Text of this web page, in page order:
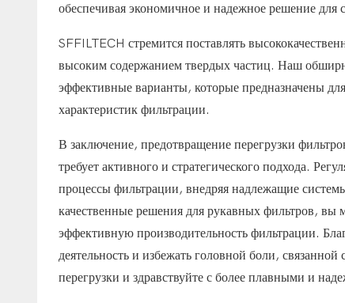
обеспечивая экономичное и надежное решение
SFFILTECH стремится поставлять
высоким содержанием твердых частиц. Наш
эффективные варианты, которые предназначены
характеристик фильтрации.
В заключение, предотвращение перегрузки
требует активного и стратегического подхода.
процессы фильтрации, внедряя надлежащие
качественные решения для рукавных фильтров, вы
эффективную производительность фильтрации.
деятельность и избежать головной боли,
перегрузки и здравствуйте с более плавными и